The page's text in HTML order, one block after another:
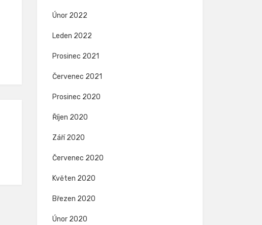
Únor 2022
Leden 2022
Prosinec 2021
Červenec 2021
Prosinec 2020
Říjen 2020
Září 2020
Červenec 2020
Květen 2020
Březen 2020
Únor 2020